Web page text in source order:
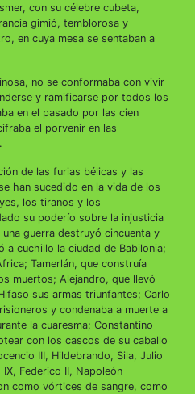
con su célebre cubeta,
gimió, temblorosa y
en cuya mesa se sentaban a
no se conformaba con vivir
y ramificarse por todos los
en el pasado por las cien
el porvenir en las
de las furias bélicas y las
han sucedido en la vida de los
los tiranos y los
su poderío sobre la injusticia
guerra destruyó cincuenta y
a cuchillo la ciudad de Babilonia;
Tamerlán, que construía
muertos; Alejandro, que llevó
sus armas triunfantes; Carlo
y condenaba a muerte a
la cuaresma; Constantino
con los cascos de su caballo
III, Hildebrando, Sila, Julio
Federico II, Napoleón
como vórtices de sangre, como